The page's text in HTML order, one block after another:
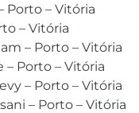
Porto – Vitória
– Vitória
– Porto – Vitória
– Porto – Vitória
– Porto – Vitória
– Porto – Vitória